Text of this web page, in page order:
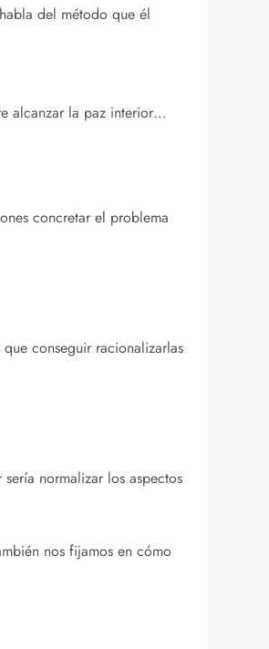
del método que él
alcanzar la paz interior…
concretar el problema
conseguir racionalizarlas
normalizar los aspectos
nos fijamos en cómo